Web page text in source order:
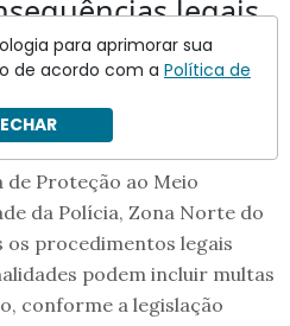
legais
de animais enfrentam
por leis
A ocorrência recente foi
de Proteção ao Meio
da Polícia, Zona Norte do
os procedimentos legais
podem incluir multas
conforme a legislação
para aprimorar sua
de acordo com a Política de